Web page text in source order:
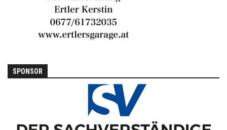
SPONSOR